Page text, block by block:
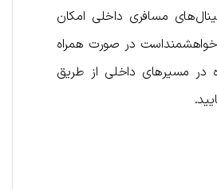
مسافری داخلی امکان
خواهشمنداست در صورت همراه
در مسیرهای داخلی از طریق